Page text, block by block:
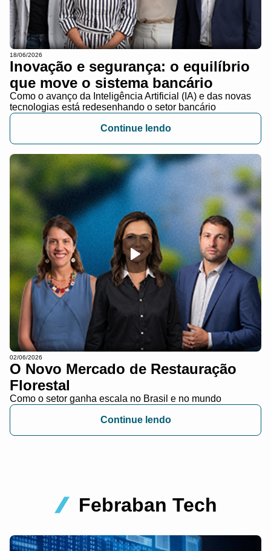
18/06/2026
Inovação e segurança: o equilíbrio
que move o sistema bancário
Como o avanço da Inteligência Artificial (IA) e das novas
tecnologias está redesenhando o setor bancário
Continue lendo
02/06/2026
O Novo Mercado de Restauração
Florestal
Como o setor ganha escala no Brasil e no mundo
Continue lendo
Febraban Tech